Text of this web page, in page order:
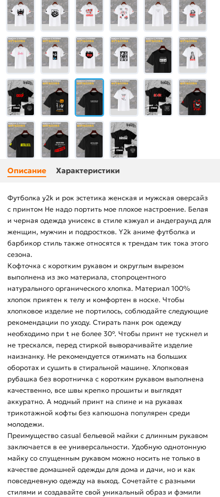
Описание Характеристики
Футболка y2k и рок эстетика женская и мужская оверсайз
с принтом Не надо портить мое плохое настроение. Белая
и черная одежда унисекс в стиле кэжуал и андеграунд для
женщин, мужчин и подростков. Y2k аниме футболка и
барбикор стиль также относятся к трендам тик тока этого
сезона.
Кофточка с коротким рукавом и округлым вырезом
выполнена из эко материала, стопроцентного
натурального органического хлопка. Материал 100%
хлопок приятен к телу и комфортен в носке. Чтобы
хлопковое изделие не портилось, соблюдайте следующие
рекомендации по уходу. Стирать панк рок одежду
необходимо при t не более 30°. Чтобы принт не тускнел и
не трескался, перед стиркой выворачивайте изделие
наизнанку. Не рекомендуется отжимать на больших
оборотах и сушить в стиральной машине. Хлопковая
рубашка без воротничка с коротким рукавом выполнена
качественно, все швы крепко прошиты и выглядят
аккуратно. А модный принт на спине и на рукавах
трикотажной кофты без капюшона популярен среди
молодежи.
Преимущество casual бельевой майки с длинным рукавом
заключается в ее универсальности. Удобную однотонную
майку со спущенным рукавом можно носить не только в
качестве домашней одежды для дома и дачи, но и как
повседневную одежду на выход. Сочетайте с разными
стилями и создавайте свой уникальный образ и фэмили